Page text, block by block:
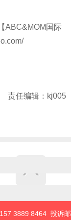
ABC&MOM国际
责任编辑：kj005
3889 8464 投诉邮